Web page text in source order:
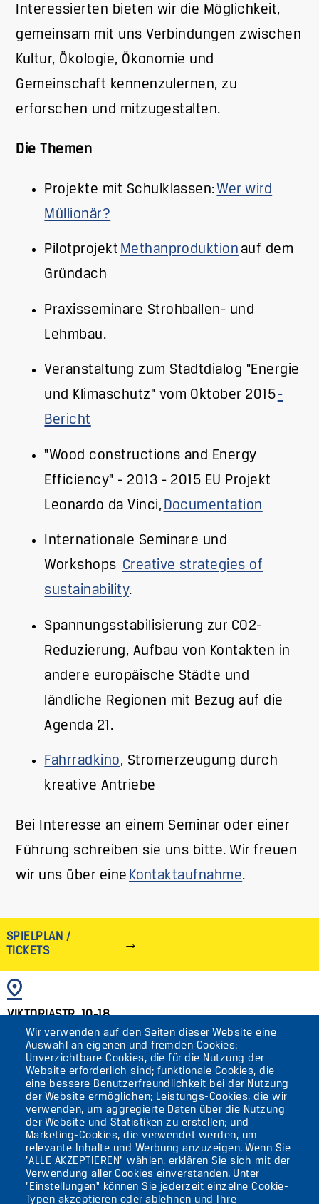
Wir verwenden auf den Seiten dieser Website eine
Auswahl an eigenen und fremden Cookies:
Unverzichtbare Cookies, die für die Nutzung der
Website erforderlich sind; funktionale Cookies, die
eine bessere Benutzerfreundlichkeit bei der Nutzung
der Website ermöglichen; Leistungs-Cookies, die wir
verwenden, um aggregierte Daten über die Nutzung
der Website und Statistiken zu erstellen; und
Marketing-Cookies, die verwendet werden, um
relevante Inhalte und Werbung anzuzeigen. Wenn Sie
"ALLE AKZEPTIEREN" wählen, erklären Sie sich mit der
Verwendung aller Cookies einverstanden. Unter
"Einstellungen" können Sie jederzeit einzelne Cookie-
Typen akzeptieren oder ablehnen und Ihre
Interessierten bieten wir die Möglichkeit,
gemeinsam mit uns Verbindungen zwischen
Kultur, Ökologie, Ökonomie und
Gemeinschaft kennenzulernen, zu
erforschen und mitzugestalten.
Die Themen
Projekte mit Schulklassen:Wer wird
Müllionär?
Pilotprojekt Methanproduktion auf dem
Gründach
Praxisseminare Strohballen- und
Lehmbau.
Veranstaltung zum Stadtdialog "Energie
und Klimaschutz" vom Oktober 2015-
Bericht
"Wood constructions and Energy
Efficiency" - 2013 - 2015 EU Projekt
Leonardo da Vinci, Documentation
Internationale Seminare und
Workshops Creative strategies of
sustainability.
Spannungsstabilisierung zur CO2-
Reduzierung, Aufbau von Kontakten in
andere europäische Städte und
ländliche Regionen mit Bezug auf die
Agenda 21.
Fahrradkino, Stromerzeugung durch
kreative Antriebe
Bei Interesse an einem Seminar oder einer
Führung schreiben sie uns bitte. Wir freuen
wir uns über eine Kontaktaufnahme.
SPIELPLAN /
TICKETS
BILD
VIKTORIASTR. 10-18
12105 BERLIN
TEMPELHOF
AKTUELLES
KONTAKT
DIE UFAFABRIK
BERLIN